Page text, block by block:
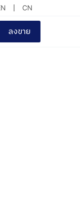
CN
ลงขาย